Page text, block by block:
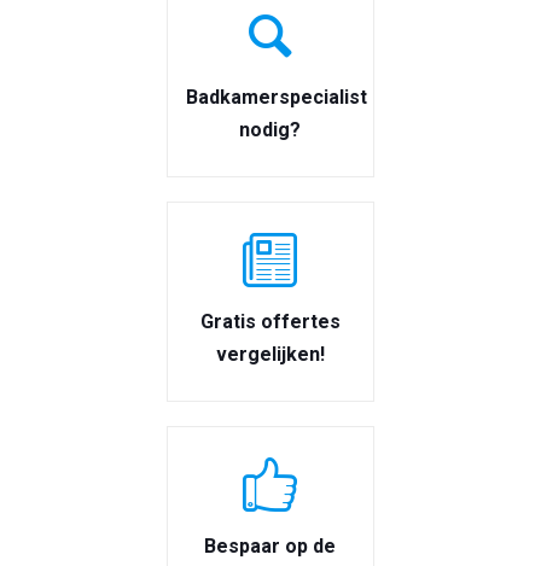
Badkamerspecialist
nodig?
Gratis offertes
vergelijken!
Bespaar op de